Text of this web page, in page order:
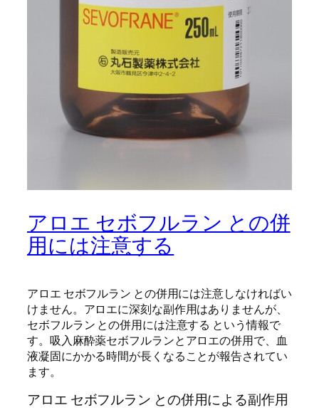
アロエ セボフルラン との併
用には注意する
アロエ セボフルラン との併用には注意しなければい
けません。アロエに深刻な副作用はありませんが、
セボフルラン との併用には注意する という情報で
す。吸入麻酔薬セボフルランとアロエの併用で、血
液凝固にかかる時間が長くなることが報告されてい
ます。
アロエ セボフルラン との併用による副作用